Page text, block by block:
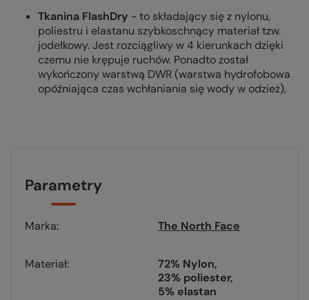
Tkanina FlashDry - to składający się z nylonu,
poliestru i elastanu szybkoschnący materiał tzw.
jodełkowy. Jest rozciągliwy w 4 kierunkach dzięki
czemu nie krępuje ruchów. Ponadto został
wykończony warstwą DWR (warstwa hydrofobowa
opóźniająca czas wchłaniania się wody w odzież),
Parametry
Marka The North Face
Materiał
72% Nylon
23% poliester
5% elastan